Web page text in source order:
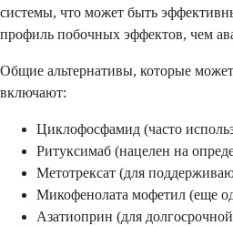
системы, что может быть
профиль побочных эффектов, чем
Общие альтернативы, которые
включают:
Циклофосфамид (часто
Ритуксимаб (нацелен на
Метотрексат (для
Микофенолата мофетил (еще
Азатиоприн (для